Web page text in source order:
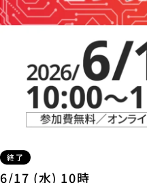
終了
6/17 (水) 10時